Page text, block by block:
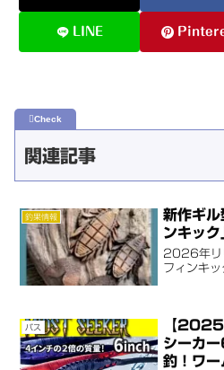
LINE
関連記事
釣果情報
新作ギル
ンキッ
2026年リ
フィンキ
バス
【
シーカ
釣！ワー